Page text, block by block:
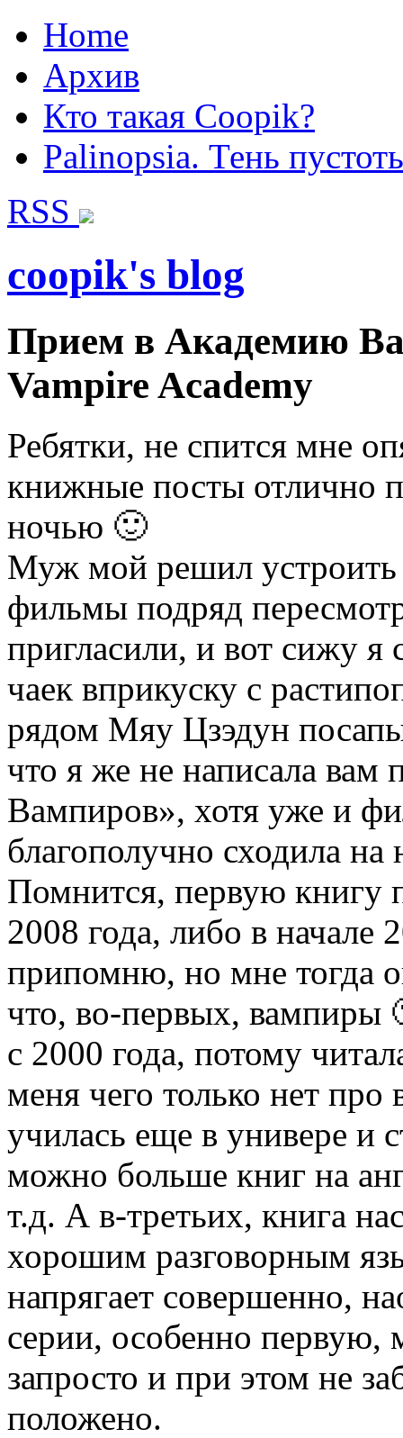
Home
Архив
Кто такая Coopik?
Palinopsia. Тень
RSS
coopik's blog
Прием в Академию
Vampire Academy
Ребятки, не спится мне
книжные посты отлично
ночью 🙂
Муж мой решил устроить
фильмы подряд
пригласили, и вот сижу
чаек вприкуску с
рядом Мяу Цзэдун
что я же не написала вам
Вампиров», хотя уже и
благополучно сходила
Помнится, первую книгу
2008 года, либо в начале
припомню, но мне тогда
что, во-первых, вампиры
с 2000 года, потому
меня чего только нет
училась еще в универе и
можно больше книг на
т.д. А в-третьих, книга
хорошим разговорным
напрягает совершенно,
серии, особенно первую,
запросто и при этом не
положено.